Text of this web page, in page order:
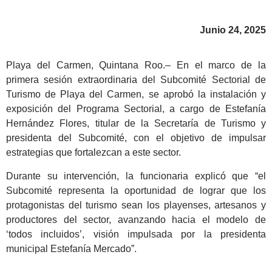
Junio 24, 2025
Playa del Carmen, Quintana Roo.– En el marco de la
primera sesión extraordinaria del Subcomité Sectorial de
Turismo de Playa del Carmen, se aprobó la instalación y
exposición del Programa Sectorial, a cargo de Estefanía
Hernández Flores, titular de la Secretaría de Turismo y
presidenta del Subcomité, con el objetivo de impulsar
estrategias que fortalezcan a este sector.
Durante su intervención, la funcionaria explicó que “el
Subcomité representa la oportunidad de lograr que los
protagonistas del turismo sean los playenses, artesanos y
productores del sector, avanzando hacia el modelo de
‘todos incluidos’, visión impulsada por la presidenta
municipal Estefanía Mercado”.